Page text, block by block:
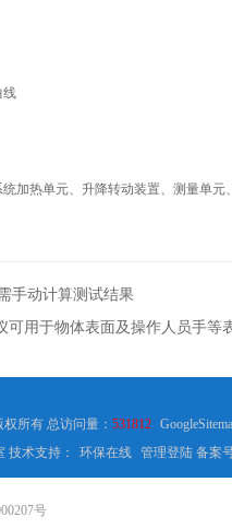
线
加热单元、升降转动装置、测量单元
手动计算测试结果
可用于物体表面及操作人员手等
所有 总访问量： 531812
技术支持：
环保在线 管理登陆备案
号